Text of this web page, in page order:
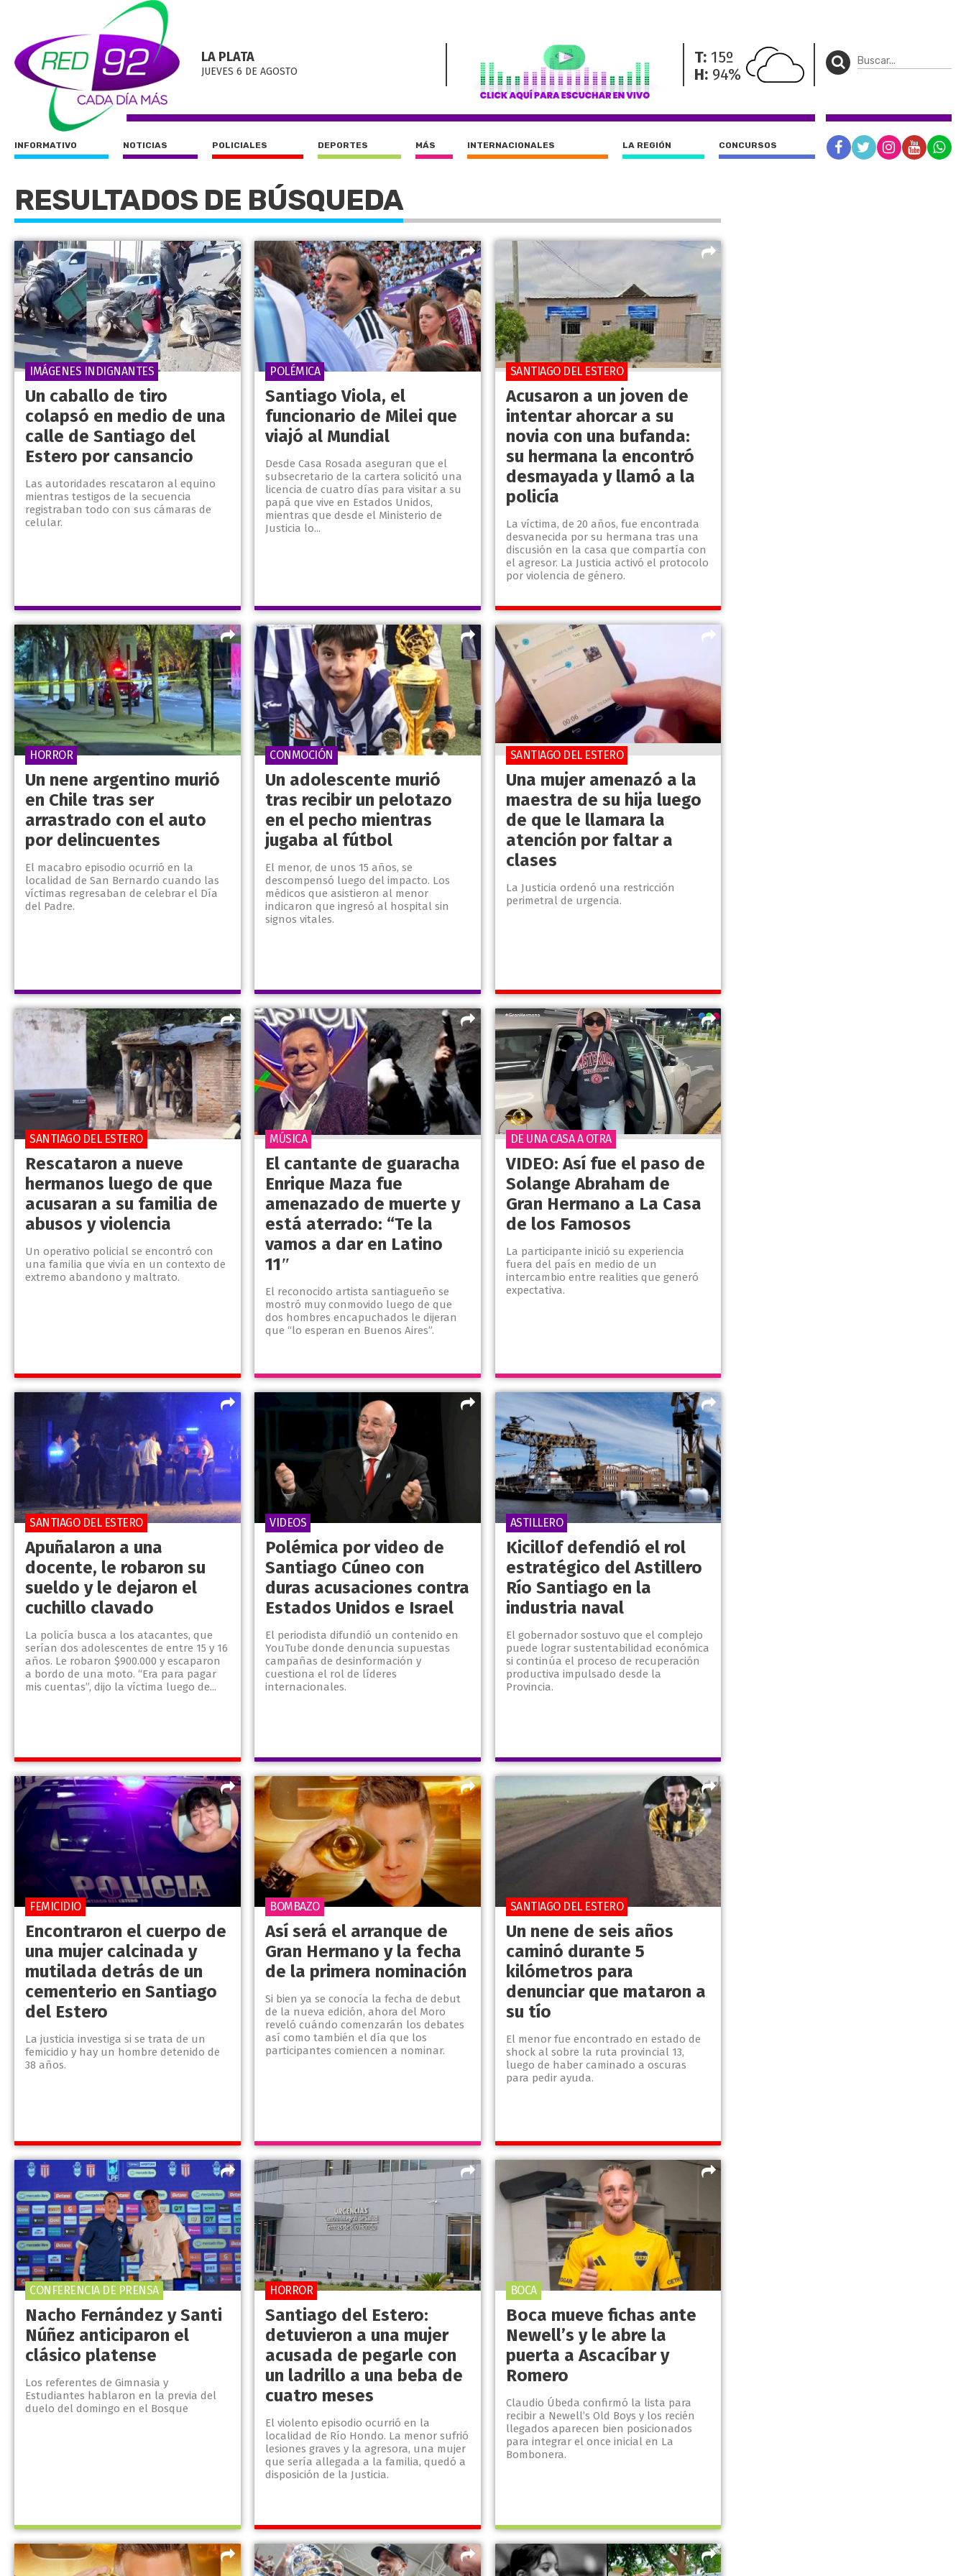
LA PLATA
JUEVES 6 DE AGOSTO
T: 15º
H: 94%
INFORMATIVO NOTICIAS POLICIALES DEPORTES MÁS INTERNACIONALES LA REGIÓN CONCURSOS
RESULTADOS DE BÚSQUEDA
Un caballo de tiro
colapsó en medio de una
calle de Santiago del
Estero por cansancio
Las autoridades rescataron al equino
mientras testigos de la secuencia
registraban todo con sus cámaras de
celular.
IMÁGENES INDIGNANTES
Santiago Viola, el
funcionario de Milei que
viajó al Mundial
Desde Casa Rosada aseguran que el
subsecretario de la cartera solicitó una
licencia de cuatro días para visitar a su
papá que vive en Estados Unidos,
mientras que desde el Ministerio de
Justicia lo...
POLÉMICA
Acusaron a un joven de
intentar ahorcar a su
novia con una bufanda:
su hermana la encontró
desmayada y llamó a la
policía
La víctima, de 20 años, fue encontrada
desvanecida por su hermana tras una
discusión en la casa que compartía con
el agresor. La Justicia activó el protocolo
por violencia de género.
SANTIAGO DEL ESTERO
Un nene argentino murió
en Chile tras ser
arrastrado con el auto
por delincuentes
El macabro episodio ocurrió en la
localidad de San Bernardo cuando las
víctimas regresaban de celebrar el Día
del Padre.
HORROR
Un adolescente murió
tras recibir un pelotazo
en el pecho mientras
jugaba al fútbol
El menor, de unos 15 años, se
descompensó luego del impacto. Los
médicos que asistieron al menor
indicaron que ingresó al hospital sin
signos vitales.
CONMOCIÓN
Una mujer amenazó a la
maestra de su hija luego
de que le llamara la
atención por faltar a
clases
La Justicia ordenó una restricción
perimetral de urgencia.
SANTIAGO DEL ESTERO
Rescataron a nueve
hermanos luego de que
acusaran a su familia de
abusos y violencia
Un operativo policial se encontró con
una familia que vivía en un contexto de
extremo abandono y maltrato.
SANTIAGO DEL ESTERO
El cantante de guaracha
Enrique Maza fue
amenazado de muerte y
está aterrado: “Te la
vamos a dar en Latino
11″
El reconocido artista santiagueño se
mostró muy conmovido luego de que
dos hombres encapuchados le dijeran
que “lo esperan en Buenos Aires”.
MÚSICA
VIDEO: Así fue el paso de
Solange Abraham de
Gran Hermano a La Casa
de los Famosos
La participante inició su experiencia
fuera del país en medio de un
intercambio entre realities que generó
expectativa.
DE UNA CASA A OTRA
Apuñalaron a una
docente, le robaron su
sueldo y le dejaron el
cuchillo clavado
La policía busca a los atacantes, que
serían dos adolescentes de entre 15 y 16
años. Le robaron $900.000 y escaparon
a bordo de una moto. “Era para pagar
mis cuentas”, dijo la víctima luego de...
SANTIAGO DEL ESTERO
Polémica por video de
Santiago Cúneo con
duras acusaciones contra
Estados Unidos e Israel
El periodista difundió un contenido en
YouTube donde denuncia supuestas
campañas de desinformación y
cuestiona el rol de líderes
internacionales.
VIDEOS
Kicillof defendió el rol
estratégico del Astillero
Río Santiago en la
industria naval
El gobernador sostuvo que el complejo
puede lograr sustentabilidad económica
si continúa el proceso de recuperación
productiva impulsado desde la
Provincia.
ASTILLERO
Encontraron el cuerpo de
una mujer calcinada y
mutilada detrás de un
cementerio en Santiago
del Estero
La justicia investiga si se trata de un
femicidio y hay un hombre detenido de
38 años.
FEMICIDIO
Así será el arranque de
Gran Hermano y la fecha
de la primera nominación
Si bien ya se conocía la fecha de debut
de la nueva edición, ahora del Moro
reveló cuándo comenzarán los debates
así como también el día que los
participantes comiencen a nominar.
BOMBAZO
Un nene de seis años
caminó durante 5
kilómetros para
denunciar que mataron a
su tío
El menor fue encontrado en estado de
shock al sobre la ruta provincial 13,
luego de haber caminado a oscuras
para pedir ayuda.
SANTIAGO DEL ESTERO
Nacho Fernández y Santi
Núñez anticiparon el
clásico platense
Los referentes de Gimnasia y
Estudiantes hablaron en la previa del
duelo del domingo en el Bosque
CONFERENCIA DE PRENSA
Santiago del Estero:
detuvieron a una mujer
acusada de pegarle con
un ladrillo a una beba de
cuatro meses
El violento episodio ocurrió en la
localidad de Río Hondo. La menor sufrió
lesiones graves y la agresora, una mujer
que sería allegada a la familia, quedó a
disposición de la Justicia.
HORROR
Boca mueve fichas ante
Newell’s y le abre la
puerta a Ascacíbar y
Romero
Claudio Úbeda confirmó la lista para
recibir a Newell’s Old Boys y los recién
llegados aparecen bien posicionados
para integrar el once inicial en La
Bombonera.
BOCA